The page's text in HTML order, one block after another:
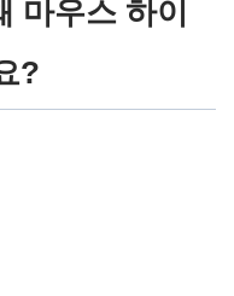
마우스 하이
?